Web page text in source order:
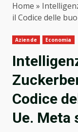
Home »
il Codice delle
Aziende Economia
Codice
Ue. Meta